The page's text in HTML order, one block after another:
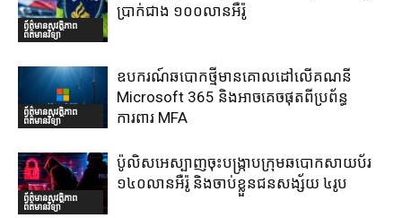
ព័ត៌មានសុវត្ថិភាព
ព័ត៌មានវិទ្យា
ប្រាក់ជាង ១០០លានអឺរ៉ូ
ព័ត៌មានសុវត្ថិភាព
ព័ត៌មានវិទ្យា
ឧបករណ៍ឆបោកថ្មីមានគោលដៅលើគណនី
Microsoft 365 និងអាចគេចផុតពីប្រព័ន្ធ
ការពារ MFA
ព័ត៌មានសុវត្ថិភាព
ព័ត៌មានវិទ្យា
ប៉ូលិសអេស្បាញចុះបង្រ្កាបក្រុមឆបោកសាយប័រ
១៤០លានអឺរ៉ូ និងចាប់ខ្លួនជនសង្ស័យ ៤រូប